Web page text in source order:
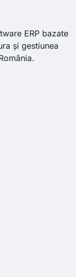
ERP bazate
și gestiunea